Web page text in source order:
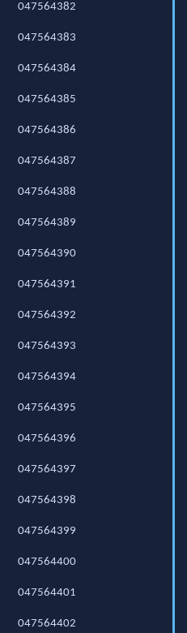
047564382
047564383
047564384
047564385
047564386
047564387
047564388
047564389
047564390
047564391
047564392
047564393
047564394
047564395
047564396
047564397
047564398
047564399
047564400
047564401
047564402